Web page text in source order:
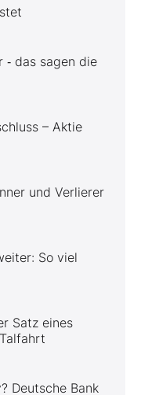
‑ das sagen die
– Aktie
und Verlierer
So viel
Satz eines
Deutsche Bank